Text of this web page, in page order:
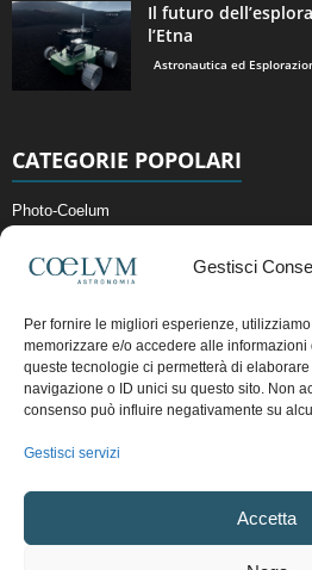
Gestisci
Per fornire le migliori esperienze,
memorizzare e/o accedere alle
queste tecnologie ci permetterà di
navigazione o ID unici su questo sito. Non
consenso può influire negativamente su
Gestisci servizi
Accetta
Il futuro
l’Etna
Astronautica ed
CATEGORIE POPOLARI
Photo-Coelum
News di Astronomia
Cielo del Mese
Astronomia, Astrofisica e Cosmologia
Articoli e Risorse On-Line
Copyright © 1997 - 2024 vietata